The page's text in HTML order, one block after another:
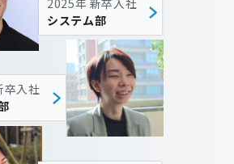
システム部
卒入社